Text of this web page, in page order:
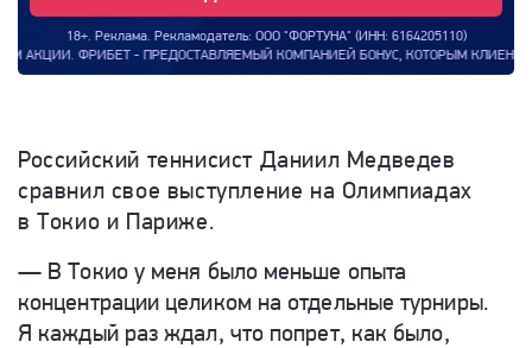
18+. Реклама. Рекламодатель: ООО "ФОРТУНА" (ИНН: 6164205110)
ФРИБЕТ - ПРЕДОСТАВЛЯЕМЫЙ КОМПАНИЕЙ БОНУС, КОТОРЫМ КЛИЕНТ
Российский теннисист Даниил Медведев
сравнил свое выступление на Олимпиадах
в Токио и Париже.
— В Токио у меня было меньше опыта
концентрации целиком на отдельные турниры.
Я каждый раз ждал, что попрет, как было,